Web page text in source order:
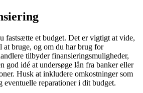
fastsætte et budget. Det er vigtigt at vide,
bruge, og om du har brug for
tilbyder finansieringsmuligheder,
god idé at undersøge lån fra banker eller
Husk at inkludere omkostninger som
reparationer i dit budget.